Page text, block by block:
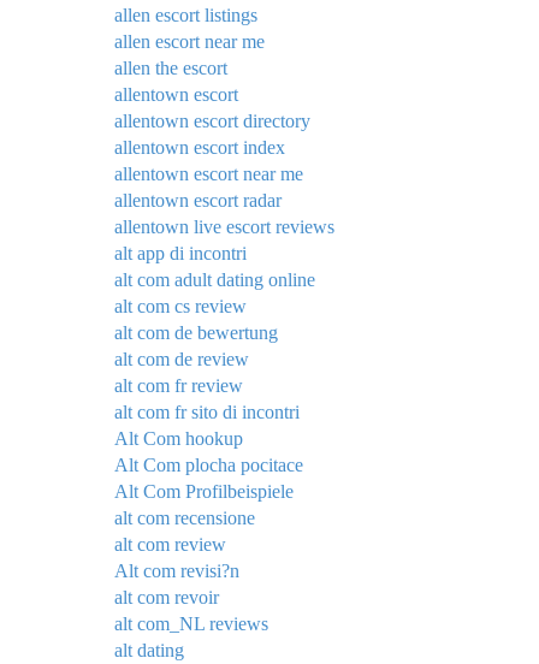
allen escort listings
allen escort near me
allen the escort
allentown escort
allentown escort directory
allentown escort index
allentown escort near me
allentown escort radar
allentown live escort reviews
alt app di incontri
alt com adult dating online
alt com cs review
alt com de bewertung
alt com de review
alt com fr review
alt com fr sito di incontri
Alt Com hookup
Alt Com plocha pocitace
Alt Com Profilbeispiele
alt com recensione
alt com review
Alt com revisi?n
alt com revoir
alt com_NL reviews
alt dating